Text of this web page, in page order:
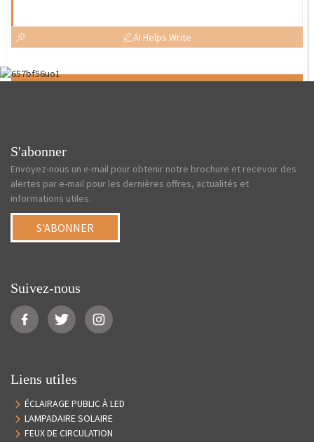
AI Helps Write
S'abonner
Envoyez-nous un e-mail pour obtenir notre brochure et recevoir des
alertes par e-mail pour les dernières offres, actualités et
informations utiles.
S'ABONNER
Suivez-nous
Liens utiles
ÉCLAIRAGE PUBLIC À LED
LAMPADAIRE SOLAIRE
FEUX DE CIRCULATION